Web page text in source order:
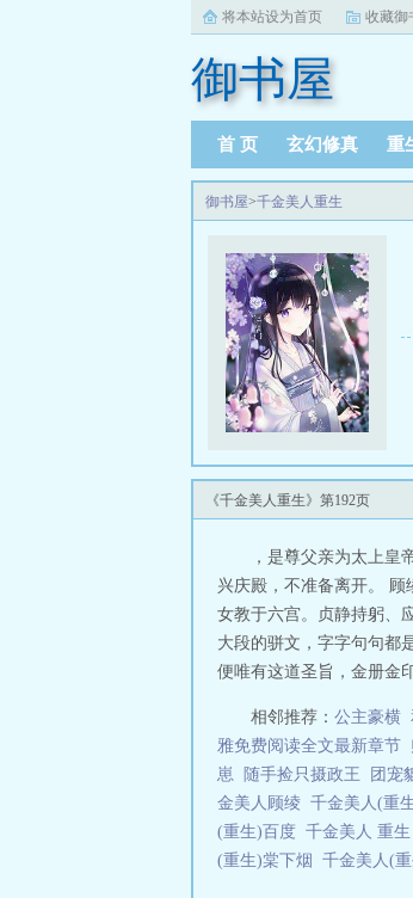
将本站设为首页 收藏御
御书屋
首 页 玄幻修真 重
御书屋>千金美人重生
《千金美人重生》第192页
，是尊父亲为太上
兴庆殿，不准备离开。
女教于六宫。贞静持躬、
大段的骈文，字字句句都
便唯有这道圣旨，金册金
相邻推荐： 公主豪横
雅免费阅读全文最新章节
崽
随手捡只摄政王 团宠
金美人顾绫 千金美人(重
(重生)百度 千金美人 重生
(重生)棠下烟 千金美人(